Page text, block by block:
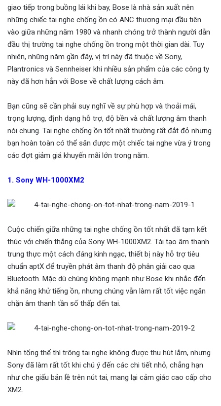
giao tiếp trong buồng lái khi bay, Bose là nhà sản xuất nên
những chiếc tai nghe chống ồn có ANC thương mại đầu tiên
vào giữa những năm 1980 và nhanh chóng trở thành người dẫn
đầu thị trường tai nghe chống ồn trong một thời gian dài. Tuy
nhiên, những năm gần đây, vị trí này đã thuộc về Sony,
Plantronics và Sennheiser khi nhiều sản phẩm của các công ty
này đã hơn hẳn với Bose về chất lượng cách âm.
Bạn cũng sẽ cần phải suy nghĩ về sự phù hợp và thoải mái,
trọng lượng, định dạng hỗ trợ, độ bền và chất lượng âm thanh
nói chung. Tai nghe chống ồn tốt nhất thường rất đắt đỏ nhưng
bạn hoàn toàn có thể săn được một chiếc tai nghe vừa ý trong
các đợt giảm giá khuyến mãi lớn trong năm.
1. Sony WH-1000XM2
Cuộc chiến giữa những tai nghe chống ồn tốt nhất đã tạm kết
thúc với chiến thắng của Sony WH-1000XM2. Tái tạo âm thanh
trung thực một cách đáng kinh ngạc, thiết bị này hỗ trợ tiêu
chuẩn aptX để truyền phát âm thanh độ phân giải cao qua
Bluetooth. Mặc dù chúng không mạnh như Bose khi nhắc đến
khả năng khử tiếng ồn, nhưng chúng vẫn làm rất tốt việc ngăn
chặn âm thanh tần số thấp đến tai.
Nhìn tổng thể thì trông tai nghe không được thu hút lắm, nhưng
Sony đã làm rất tốt khi chú ý đến các chi tiết nhỏ, chẳng hạn
như che giấu bản lề trên nút tai, mang lại cảm giác cao cấp cho
XM2.